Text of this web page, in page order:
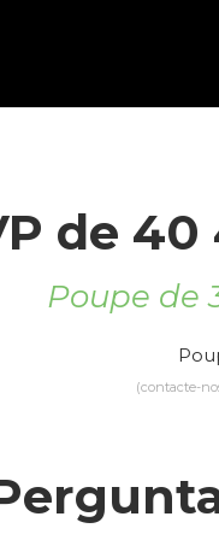
de
Poupe de
(contacte-